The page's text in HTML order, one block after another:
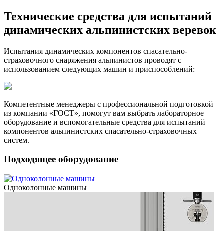
Технические средства для испытаний
динамических альпинистских веревок
Испытания динамических компонентов спасательно-
страховочного снаряжения альпинистов проводят с
использованием следующих машин и приспособлений:
Компетентные менеджеры с профессиональной подготовкой
из компании «ГОСТ», помогут вам выбрать лабораторное
оборудование и вспомогательные средства для испытаний
компонентов альпинистских спасательно-страховочных
систем.
Подходящее оборудование
Одноколонные машины